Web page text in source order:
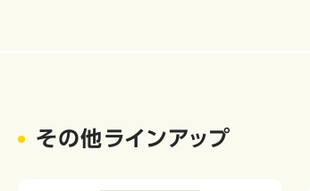
その他ラインアップ